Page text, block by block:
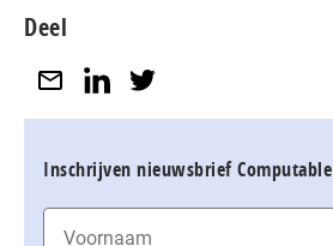
Deel
Inschrijven nieuwsbrief Computable